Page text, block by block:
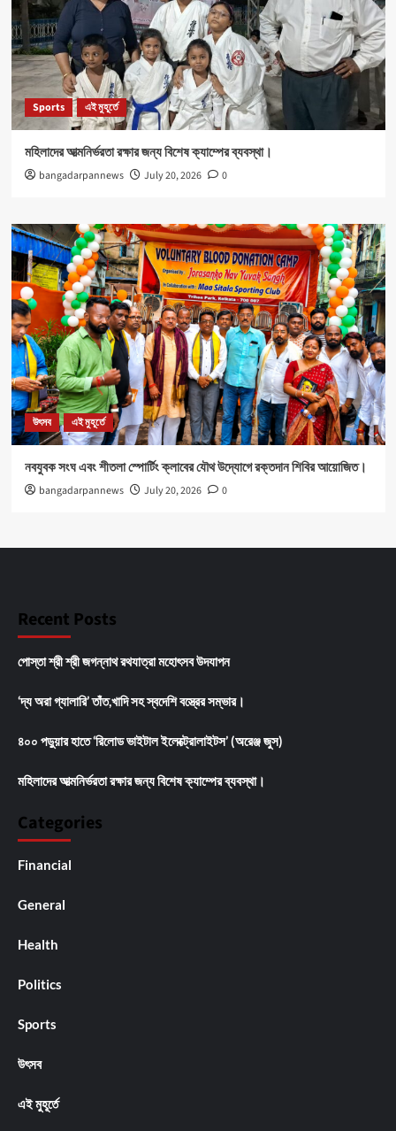
Sports এই মুহূর্তে
মহিলাদের আত্মনির্ভরতা রক্ষার জন্য বিশেষ ক্যাম্পের ব্যবস্থা।
bangadarpannews July 20, 2026 0
উৎসব এই মুহূর্তে
নবযুবক সংঘ এবং শীতলা স্পোর্টিং ক্লাবের যৌথ উদ্যোগে রক্তদান শিবির আয়োজিত।
bangadarpannews July 20, 2026 0
Recent Posts
পোস্তা শ্রী শ্রী জগন্নাথ রথযাত্রা মহোৎসব উদযাপন
‘দ্য অরা গ্যালারি’ তাঁত,খাদি সহ স্বদেশি বস্ত্রের সম্ভার।
৪০০ পড়ুয়ার হাতে ‘রিলোড ভাইটাল ইলেক্ট্রোলাইটস’ (অরেঞ্জ জুস)
মহিলাদের আত্মনির্ভরতা রক্ষার জন্য বিশেষ ক্যাম্পের ব্যবস্থা।
Categories
Financial
General
Health
Politics
Sports
উৎসব
এই মুহূর্তে